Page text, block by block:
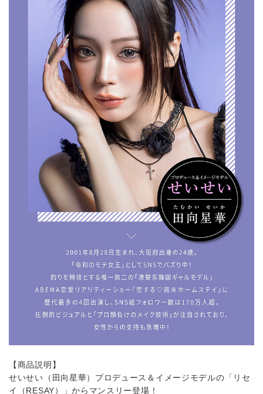
【商品説明】
せいせい（田向星華）プロデュース＆イメージモデルの「リセ
イ（RESAY）」からマンスリー登場！